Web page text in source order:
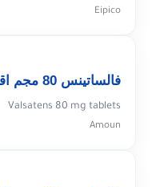
Eipico
فالساتينس 80 مجم اقراص
Valsatens 80 mg tablets
Amoun